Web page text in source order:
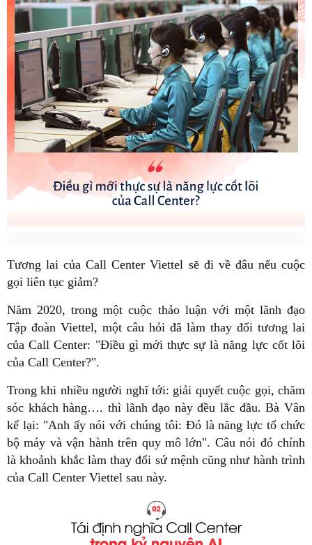
Tương lai của Call Center Viettel sẽ đi về đâu nếu cuộc
gọi liên tục giảm?
Năm 2020, trong một cuộc thảo luận với một lãnh đạo
Tập đoàn Viettel, một câu hỏi đã làm thay đổi tương lai
của Call Center: "Điều gì mới thực sự là năng lực cốt lõi
của Call Center?".
Trong khi nhiều người nghĩ tới: giải quyết cuộc gọi, chăm
sóc khách hàng…. thì lãnh đạo này đều lắc đầu. Bà Vân
kể lại: "Anh ấy nói với chúng tôi: Đó là năng lực tổ chức
bộ máy và vận hành trên quy mô lớn". Câu nói đó chính
là khoảnh khắc làm thay đổi sứ mệnh cũng như hành trình
của Call Center Viettel sau này.